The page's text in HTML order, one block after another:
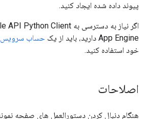
پیوند داده شده ایجاد کنید.
App Engine دارید، باید از یک
حساب سرویس
خود استفاده کنید.
اصلاحات